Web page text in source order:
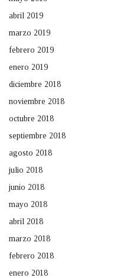
abril 2019
marzo 2019
febrero 2019
enero 2019
diciembre 2018
noviembre 2018
octubre 2018
septiembre 2018
agosto 2018
julio 2018
junio 2018
mayo 2018
abril 2018
marzo 2018
febrero 2018
enero 2018